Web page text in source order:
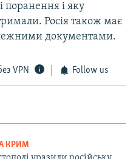
поранення і яку
Росія також має
документами.
VPN Follow us
КРИМ